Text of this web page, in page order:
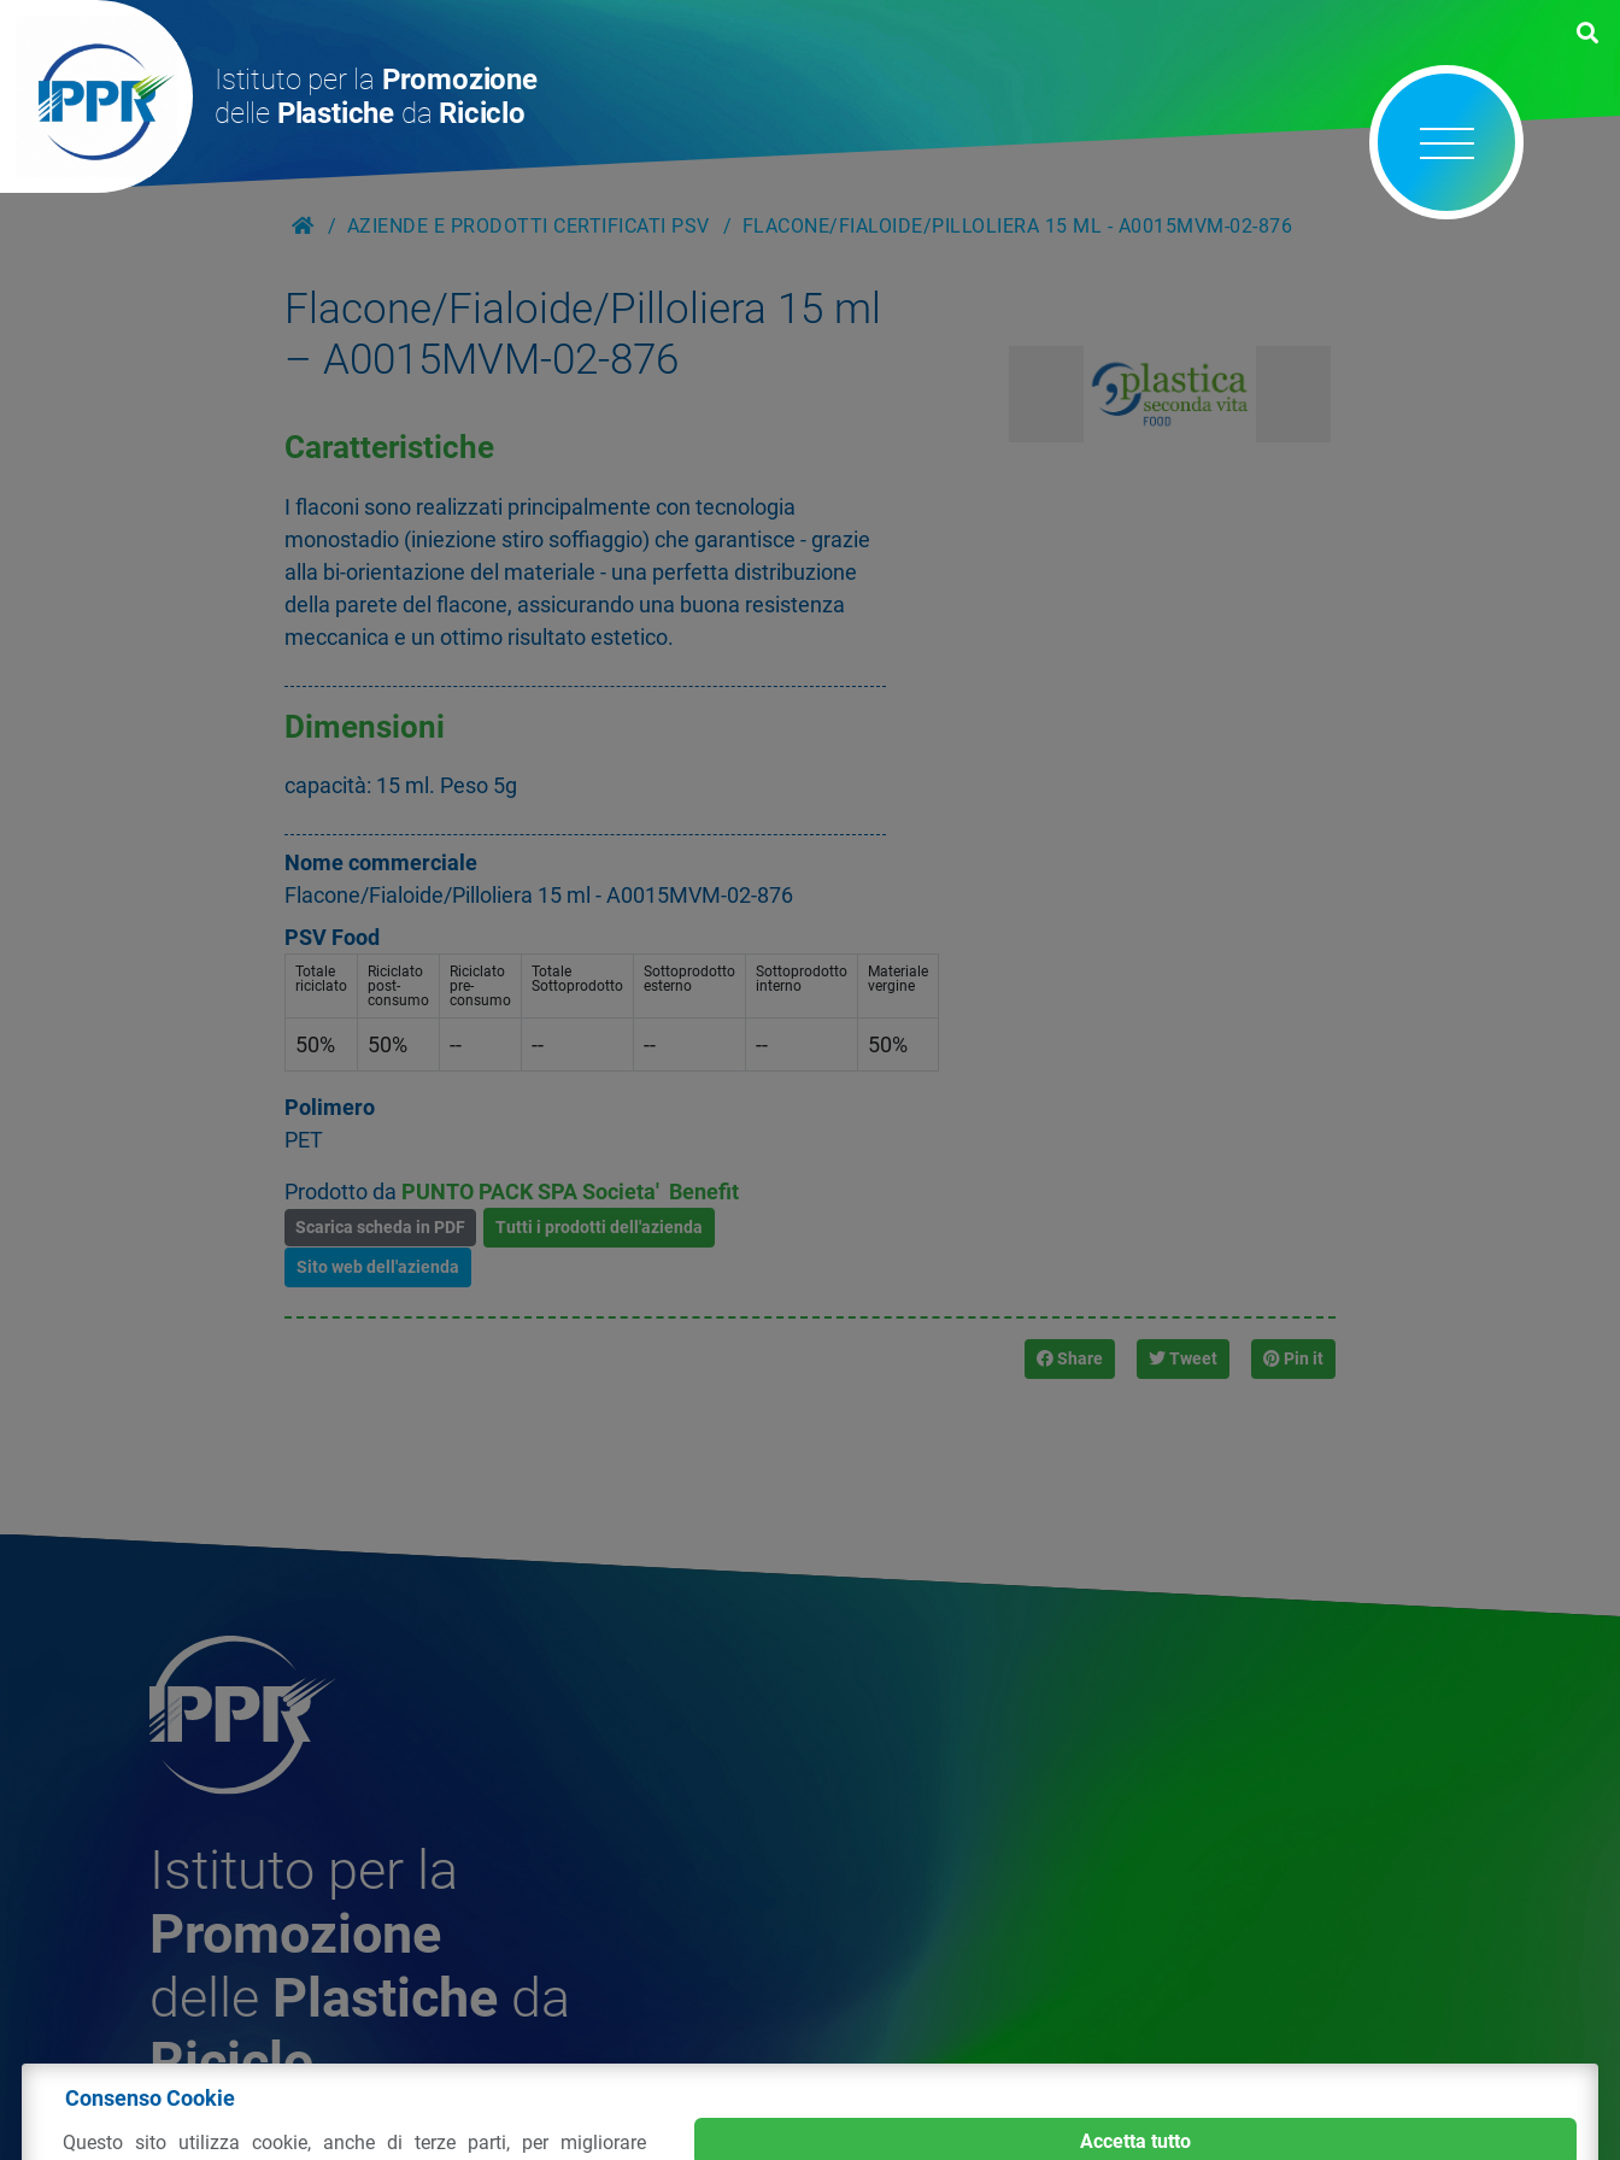
Istituto per la Promozione
delle Plastiche da Riciclo
AZIENDE E PRODOTTI CERTIFICATI PSV FLACONE/FIALOIDE/PILLOLIERA 15 ML - A0015MVM-02-876
Flacone/Fialoide/Pilloliera 15 ml
– A0015MVM-02-876
Caratteristiche
I flaconi sono realizzati principalmente con tecnologia
monostadio (iniezione stiro soffiaggio) che garantisce - grazie
alla bi-orientazione del materiale - una perfetta distribuzione
della parete del flacone, assicurando una buona resistenza
meccanica e un ottimo risultato estetico.
Dimensioni
capacità: 15 ml. Peso 5g
Nome commerciale
Flacone/Fialoide/Pilloliera 15 ml - A0015MVM-02-876
PSV Food
Totale
riciclato
Riciclato
post-
consumo
Riciclato
pre-
consumo
Totale
Sottoprodotto
Sottoprodotto
esterno
Sottoprodotto
interno
Materiale
vergine
50% 50% -- -- -- -- 50%
Polimero
PET
Prodotto da PUNTO PACK SPA Societa' Benefit
Scarica scheda in PDF Tutti i prodotti dell'azienda
Sito web dell'azienda
Share Tweet Pin it
Istituto per la
Promozione
delle Plastiche da
Riciclo
© 2026 - IPPR Istituto per la Promozione delle Plastiche
Consenso Cookie
Questo sito utilizza cookie, anche di terze parti, per migliorare
Accetta tutto